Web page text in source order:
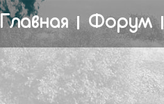
Главная Форум